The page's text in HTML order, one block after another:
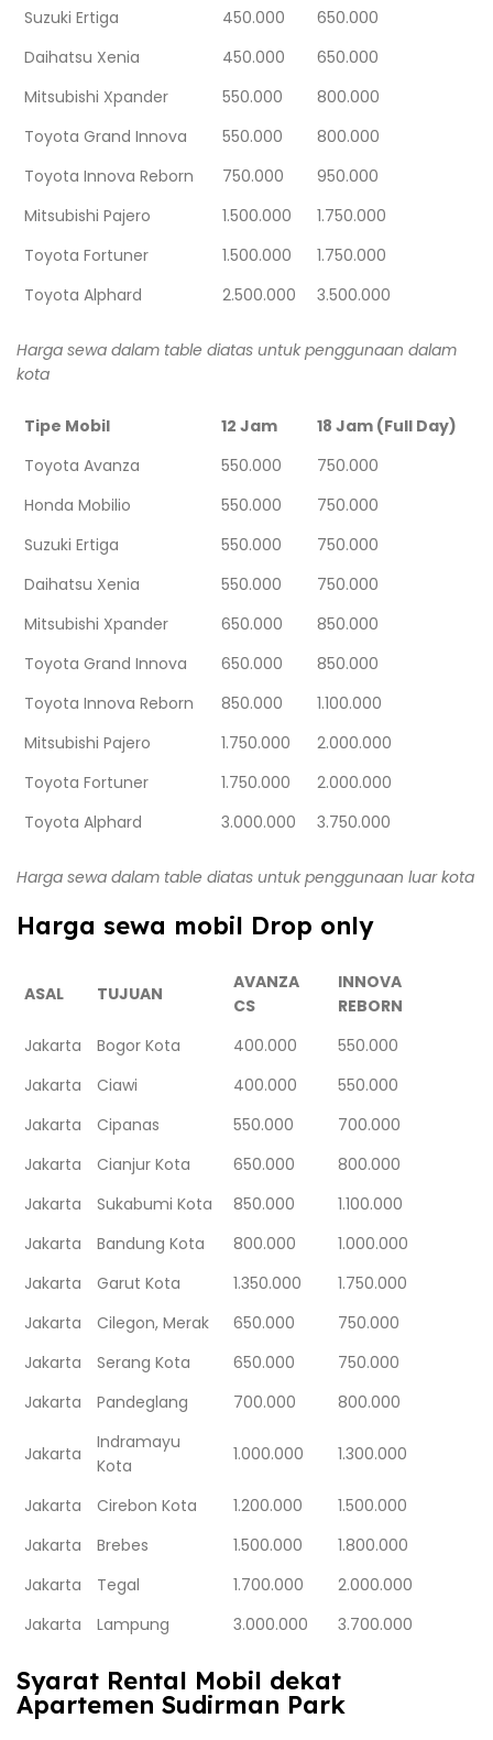
Suzuki Ertiga 450.000
650.000
Daihatsu Xenia
450.000
650.000
Mitsubishi Xpander
550.000
800.000
Toyota Grand Innova
550.000
800.000
Toyota Innova Reborn
750.000
950.000
Mitsubishi Pajero
1.500.000
1.750.000
Toyota Fortuner
1.500.000
1.750.000
Toyota Alphard
2.500.000 3.500.000
Harga sewa dalam table diatas untuk penggunaan dalam
kota
Tipe Mobil 12 Jam
18 Jam (Full Day)
Toyota Avanza
550.000
750.000
Honda Mobilio
550.000
750.000
Suzuki Ertiga
550.000
750.000
Daihatsu Xenia
550.000
750.000
Mitsubishi Xpander
650.000
850.000
Toyota Grand Innova
650.000
850.000
Toyota Innova Reborn
850.000
1.100.000
Mitsubishi Pajero
1.750.000
2.000.000
Toyota Fortuner
1.750.000
2.000.000
Toyota Alphard
3.000.000 3.750.000
Harga sewa dalam table diatas untuk penggunaan luar kota
Harga sewa mobil Drop only
ASAL TUJUAN
AVANZA
CS
INNOVA
REBORN
Jakarta
Bogor Kota 400.000
550.000
Jakarta
Ciawi 400.000
550.000
Jakarta
Cipanas 550.000
700.000
Jakarta
Cianjur Kota 650.000
800.000
Jakarta
Sukabumi Kota 850.000
1.100.000
Jakarta
Bandung Kota 800.000
1.000.000
Jakarta
Garut Kota 1.350.000
1.750.000
Jakarta
Cilegon, Merak 650.000
750.000
Jakarta
Serang Kota 650.000
750.000
Jakarta
Pandeglang 700.000 800.000
Jakarta
Indramayu
Kota
1.000.000 1.300.000
Jakarta Cirebon Kota 1.200.000
1.500.000
Jakarta
Brebes 1.500.000
1.800.000
Jakarta
Tegal 1.700.000
2.000.000
Jakarta
Lampung 3.000.000 3.700.000
Syarat Rental Mobil dekat
Apartemen Sudirman Park